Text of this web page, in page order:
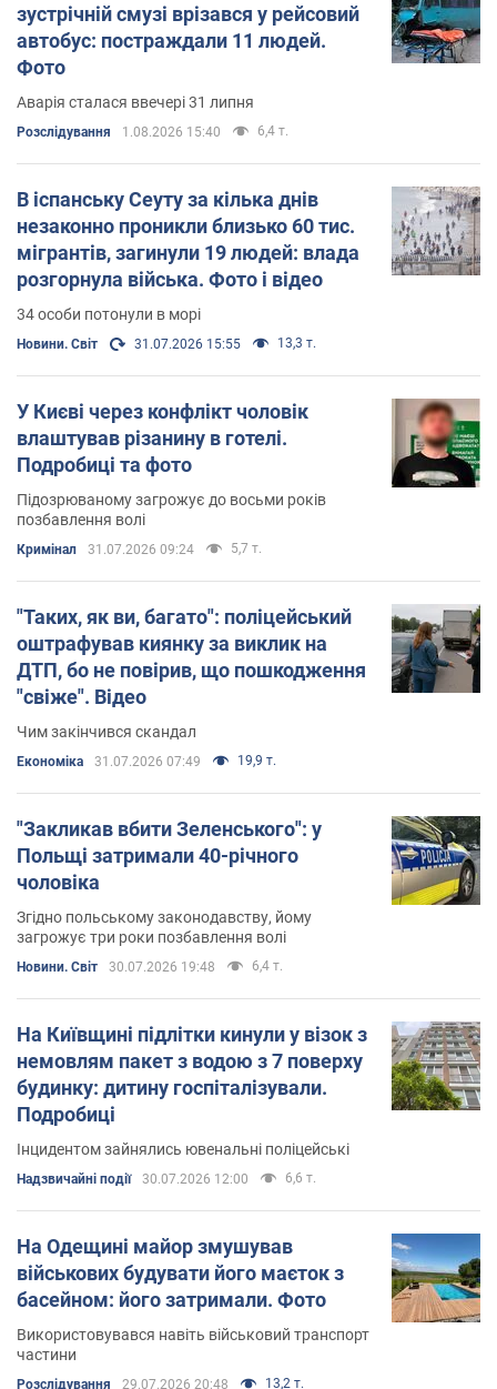
зустрічній смузі врізався у рейсовий
автобус: постраждали 11 людей.
Фото
Аварія сталася ввечері 31 липня
Розслідування 1.08.2026 15:40 6,4 т.
В іспанську Сеуту за кілька днів
незаконно проникли близько 60 тис.
мігрантів, загинули 19 людей: влада
розгорнула війська. Фото і відео
34 особи потонули в морі
Новини. Світ 31.07.2026 15:55 13,3 т.
У Києві через конфлікт чоловік
влаштував різанину в готелі.
Подробиці та фото
Підозрюваному загрожує до восьми років
позбавлення волі
Кримінал 31.07.2026 09:24 5,7 т.
"Таких, як ви, багато": поліцейський
оштрафував киянку за виклик на
ДТП, бо не повірив, що пошкодження
"свіже". Відео
Чим закінчився скандал
Економіка 31.07.2026 07:49 19,9 т.
"Закликав вбити Зеленського": у
Польщі затримали 40-річного
чоловіка
Згідно польському законодавству, йому
загрожує три роки позбавлення волі
Новини. Світ 30.07.2026 19:48 6,4 т.
На Київщині підлітки кинули у візок з
немовлям пакет з водою з 7 поверху
будинку: дитину госпіталізували.
Подробиці
Інцидентом зайнялись ювенальні поліцейські
Надзвичайні події 30.07.2026 12:00 6,6 т.
На Одещині майор змушував
військових будувати його маєток з
басейном: його затримали. Фото
Використовувався навіть військовий транспорт
частини
Розслідування 29.07.2026 20:48 13,2 т.